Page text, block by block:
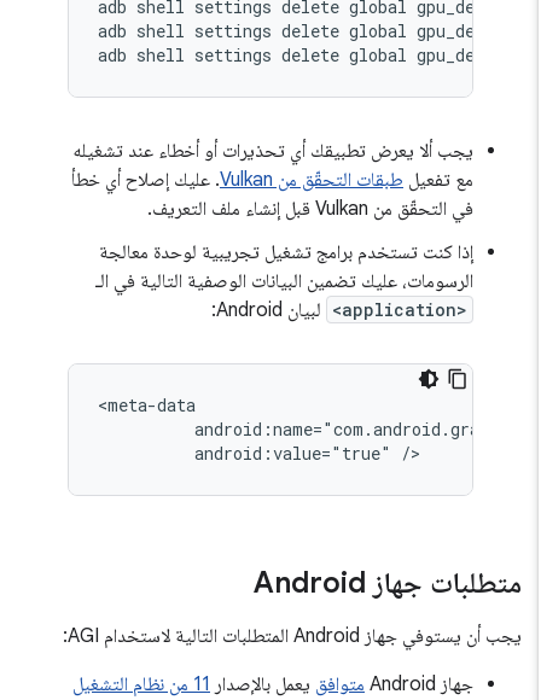
adb shell settings delete global
adb
shell settings delete global
adb
shell settings delete global
يجب ألا يعرض تطبيقك أي تحذيرات أو أخطاء عند تشغيله
مع تفعيل طبقات التحقّق من Vulkan
. عليك إصلاح أي خطأ
في التحقّق من Vulkan قبل إنشاء ملف التعريف.
إذا كنت تستخدم برامج تشغيل تجريبية لوحدة معالجة
الرسومات، عليك تضمين البيانات الوصفية التالية في الـ
<application> لبيان Android:
android:value="true"
متطلبات جهاز Android
يجب أن يستوفي جهاز Android المتطلبات التالية لاستخدام AGI:
جهاز Android
متوافقيعمل بالإصدار
11 من نظام التشغيل